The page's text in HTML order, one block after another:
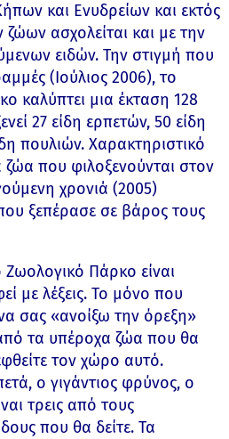
και Ενυδρείων και εκτός
ασχολείται και με την
ειδών. Την στιγμή που
(Ιούλιος 2006), το
καλύπτει μια έκταση 128
27 είδη ερπετών, 50 είδη
πουλιών. Χαρακτηριστικό
ζώα που φιλοξενούνται στον
χρονιά (2005)
ξεπέρασε σε βάρος τους
Πάρκο είναι
με λέξεις. Το μόνο που
σας «ανοίξω την όρεξη»
τα υπέροχα ζώα που θα
τον χώρο αυτό.
ο γιγάντιος φρύνος, ο
τρεις από τους
που θα δείτε. Τα